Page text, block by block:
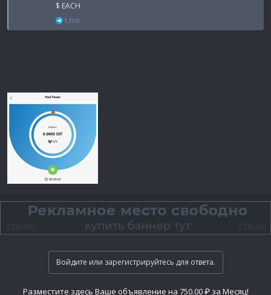
$ EACH
t.me
Войдите или зарегистрируйтесь для ответа.
Разместите здесь Ваше объявление на 750.00 ₽ за Месяц!